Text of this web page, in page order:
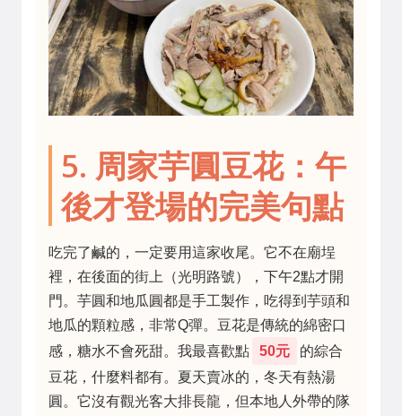
5. 周家芋圓豆花：午
後才登場的完美句點
吃完了鹹的，一定要用這家收尾。它不在廟埕
裡，在後面的街上（光明路號），下午2點才開
門。芋圓和地瓜圓都是手工製作，吃得到芋頭和
地瓜的顆粒感，非常Q彈。豆花是傳統的綿密口
感，糖水不會死甜。我最喜歡點
50元
的綜合
豆花，什麼料都有。夏天賣冰的，冬天有熱湯
圓。它沒有觀光客大排長龍，但本地人外帶的隊